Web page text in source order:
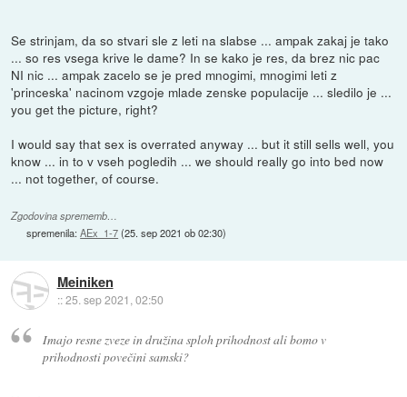
Se strinjam, da so stvari sle z leti na slabse ... ampak zakaj je tako
... so res vsega krive le dame? In se kako je res, da brez nic pac
NI nic ... ampak zacelo se je pred mnogimi, mnogimi leti z
'princeska' nacinom vzgoje mlade zenske populacije ... sledilo je ...
you get the picture, right?
I would say that sex is overrated anyway ... but it still sells well, you
know ... in to v vseh pogledih ... we should really go into bed now
... not together, of course.
Zgodovina sprememb…
spremenila:AEx_1-7(25. sep 2021 ob 02:30)
Meiniken
::25. sep 2021, 02:50
Imajo resne zveze in družina sploh prihodnost ali bomo v
prihodnosti povečini samski?